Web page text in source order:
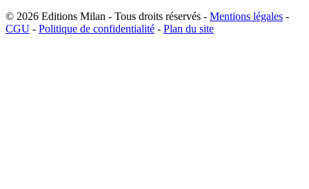
© 2026 Editions Milan - Tous droits réservés - Mentions légales -
CGU - Politique de confidentialité - Plan du site